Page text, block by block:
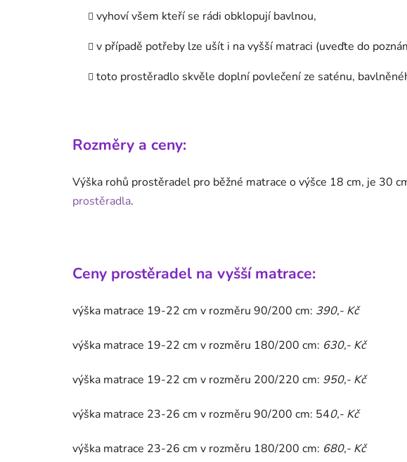
vyhoví všem kteří se rádi obklopují bavlnou,
v případě potřeby lze ušít i na vyšší matraci (uveďte do
toto prostěradlo skvěle doplní povlečení ze saténu,
Rozměry a ceny:
Výška rohů prostěradel pro běžné matrace o výšce 18 cm, je 30
prostěradla.
Ceny prostěradel na vyšší matrace:
výška matrace 19-22 cm v rozměru 90/200 cm: 390,- Kč
výška matrace 19-22 cm v rozměru 180/200 cm: 630,- Kč
výška matrace 19-22 cm v rozměru 200/220 cm: 950,- Kč
výška matrace 23-26 cm v rozměru 90/200 cm: 540,- Kč
výška matrace 23-26 cm v rozměru 180/200 cm: 680,- Kč